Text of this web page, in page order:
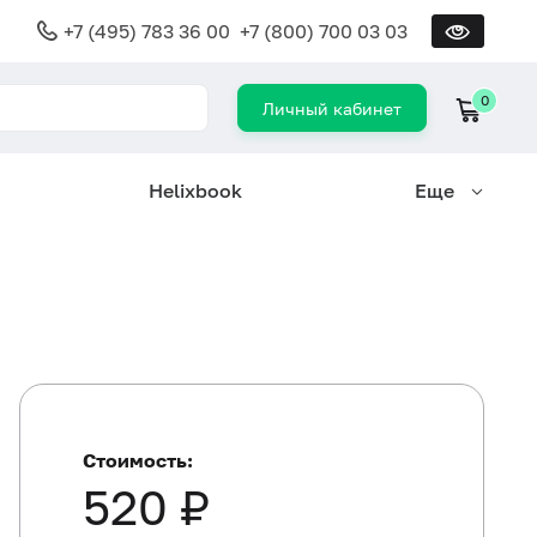
+7 (495) 783 36 00 +7 (800) 700 03 03
Личный кабинет 0
Helixbook Еще
Стоимость:
520 ₽